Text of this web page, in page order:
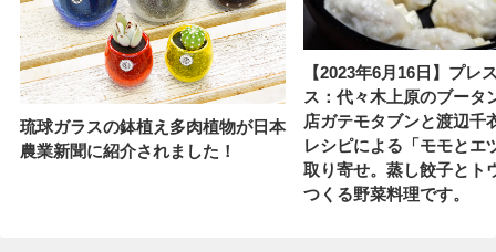
琉球ガラスの鉢植え多肉植物が日本
農業新聞に紹介されました！
【2023年6月16日】プレ
ス：代々木上原のブータ
店ガテモタブンと渡辺千
レシピによる「モモとエ
取り寄せ。蒸し餃子とト
つくる野菜料理です。